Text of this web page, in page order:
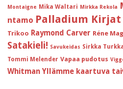
Montaigne Mika Waltari Mirkka Rekola
ntamo Palladium Kirjat
Trikoo Raymond Carver Réne
Satakieli! Savukeidas Sirkka
Tommi Melender Vapaa pudotus
Whitman Yllämme kaartuva